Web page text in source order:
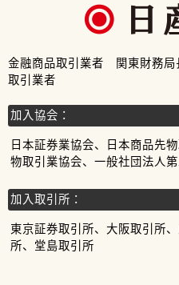
金融商品取引業者 関東財務
取引業者
加入協会：
日本証券業協会、日本商品先
物取引業協会、一般社団法人
加入取引所：
東京証券取引所、大阪取引所
所、堂島取引所